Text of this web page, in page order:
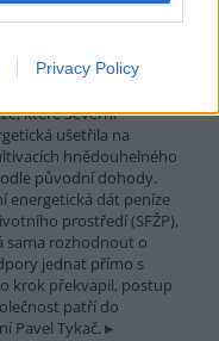
Privacy Policy
životního prostředí
které Severní
ušetřila na
hnědouhelného
původní dohody.
energetická dát peníze
prostředí (SFŽP),
sama rozhodnout o
jednat přímo s
krok překvapil, postup
patří do
Pavel Tykač.